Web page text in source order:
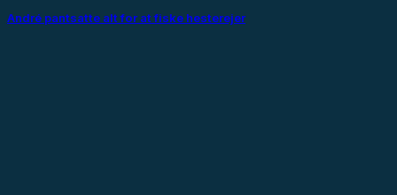
André pantsatte alt for at fiske hesterejer